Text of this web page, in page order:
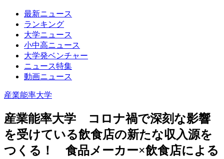
最新ニュース
ランキング
大学ニュース
小中高ニュース
大学発ベンチャー
ニュース特集
動画ニュース
産業能率大学
産業能率大学 コロナ禍で深刻な影響
を受けている飲食店の新たな収入源を
つくる！ 食品メーカー×飲食店による